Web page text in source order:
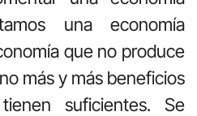
una economía
que no produce
más y más beneficios
suficientes. Se